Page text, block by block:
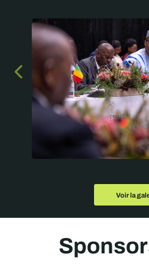
Voir la